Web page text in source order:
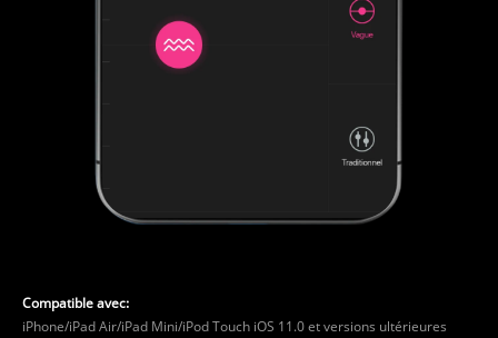
Compatible avec:
iPhone/iPad Air/iPad Mini/iPod Touch iOS 11.0 et versions ultérieures